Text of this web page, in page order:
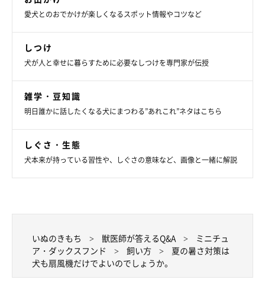
愛犬とのおでかけが楽しくなるスポット情報やコツなど
しつけ
犬が人と幸せに暮らすために必要なしつけを専門家が伝授
雑学・豆知識
明日誰かに話したくなる犬にまつわる”あれこれ”ネタはこちら
しぐさ・生態
犬本来が持っている習性や、しぐさの意味など、画像と一緒に解説
いぬのきもち 獣医師が答えるQ&A
ミニチュ
ア・ダックスフンド
飼い方
夏の暑さ対策は
犬も扇風機だけでよいのでしょうか。